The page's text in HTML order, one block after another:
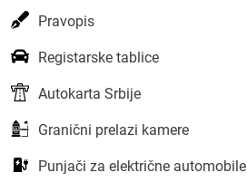
Pravopis
Registarske tablice
Autokarta Srbije
Granični prelazi kamere
Punjači za električne automobile